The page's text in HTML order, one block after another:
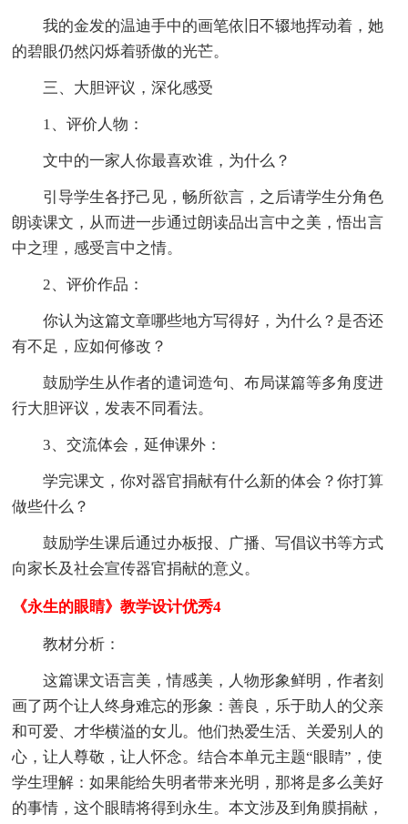
我的金发的温迪手中的画笔依旧不辍地挥动着，她
的碧眼仍然闪烁着骄傲的光芒。
三、大胆评议，深化感受
1、评价人物：
文中的一家人你最喜欢谁，为什么？
引导学生各抒己见，畅所欲言，之后请学生分角色
朗读课文，从而进一步通过朗读品出言中之美，悟出言
中之理，感受言中之情。
2、评价作品：
你认为这篇文章哪些地方写得好，为什么？是否还
有不足，应如何修改？
鼓励学生从作者的遣词造句、布局谋篇等多角度进
行大胆评议，发表不同看法。
3、交流体会，延伸课外：
学完课文，你对器官捐献有什么新的体会？你打算
做些什么？
鼓励学生课后通过办板报、广播、写倡议书等方式
向家长及社会宣传器官捐献的意义。
《永生的眼睛》教学设计优秀4
教材分析：
这篇课文语言美，情感美，人物形象鲜明，作者刻
画了两个让人终身难忘的形象：善良，乐于助人的父亲
和可爱、才华横溢的女儿。他们热爱生活、关爱别人的
心，让人尊敬，让人怀念。结合本单元主题“眼睛”，使
学生理解：如果能给失明者带来光明，那将是多么美好
的事情，这个眼睛将得到永生。本文涉及到角膜捐献，